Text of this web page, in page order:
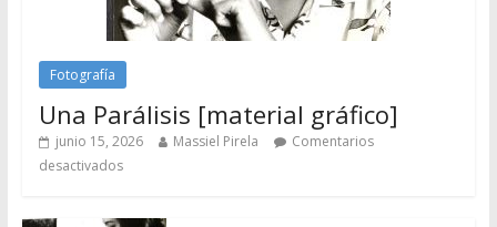
Fotografía
Una Parálisis [material gráfico]
junio 15, 2026 Massiel Pirela
Comentarios
desactivados